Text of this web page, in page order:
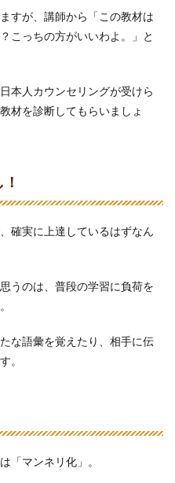
すが、講師から「この教材は
こっちの方がいいわよ。」と
本人カウンセリングが受けら
材を診断してもらいましょ
確実に上達しているはずなん
うのは、普段の学習に負荷を
な語彙を覚えたり、相手に伝
。
「マンネリ化」。